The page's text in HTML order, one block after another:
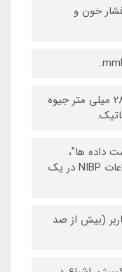
خون و
قابلیت اندازه گیری فشار خون تا 280 میلی متر جیوه
داده ها”،
“نمودار منحنی”، “فونت بزرگ”، اطلاعات NIBP در یک
نتایج اندازه گیری 3 کاربر (بیش از صد